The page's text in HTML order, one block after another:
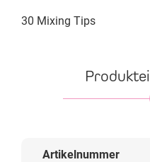
30 Mixing Tips
Artikelnummer